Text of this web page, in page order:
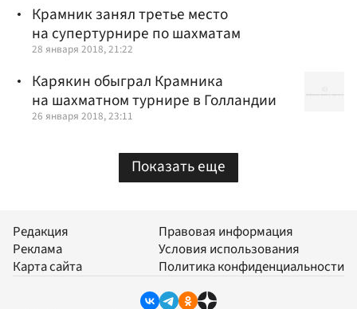
Крамник занял третье место
на супертурнире по шахматам
28 января 2018, 21:22
Карякин обыграл Крамника
на шахматном турнире в Голландии
26 января 2018, 23:11
Показать еще
Редакция
Реклама
Карта сайта
Правовая информация
Условия использования
Политика конфиденциальности